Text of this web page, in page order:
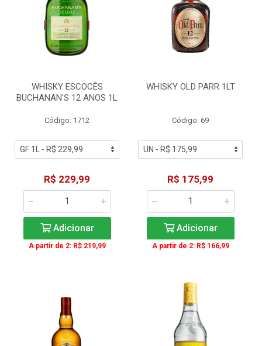
WHISKY ESCOCÊS
BUCHANAN'S 12 ANOS 1L
Código: 1712
R$ 229,99
Adicionar
A partir de 2: R$ 219,99
WHISKY OLD PARR 1LT
Código: 69
R$ 175,99
Adicionar
A partir de 2: R$ 166,99